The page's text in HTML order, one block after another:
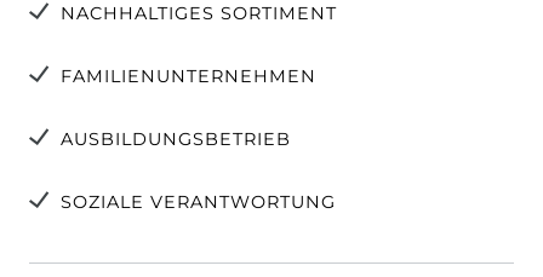
NACHHALTIGES SORTIMENT
FAMILIENUNTERNEHMEN
AUSBILDUNGSBETRIEB
SOZIALE VERANTWORTUNG